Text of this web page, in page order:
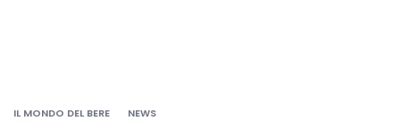
IL MONDO DEL BERE NEWS